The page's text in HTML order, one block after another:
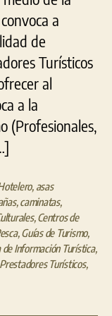
a
de
Turísticos
al
a la
(Profesionales,
, asas
,caminatas,
,Centros de
,Guías de Turismo,
de Información Turística,
Turísticos,